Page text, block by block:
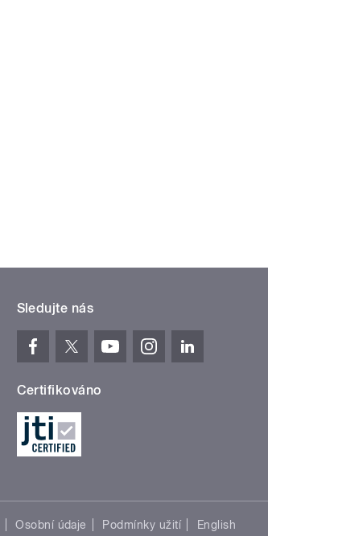
Sledujte nás
Certifikováno
Osobní údaje Podmínky užití English